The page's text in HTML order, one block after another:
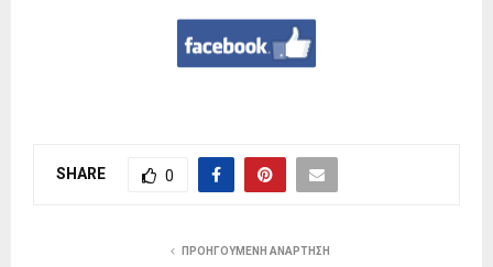
SHARE 0
ΠΡΟΗΓΟΎΜΕΝΗ ΑΝΆΡΤΗΣΗ